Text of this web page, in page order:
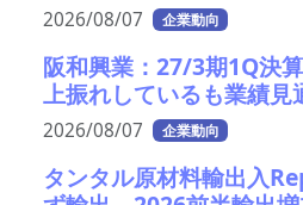
2026/08/07 企業動向
阪和興業：27/3期1Q決
上振れしているも業績見
2026/08/07 企業動向
タンタル原材料輸出入